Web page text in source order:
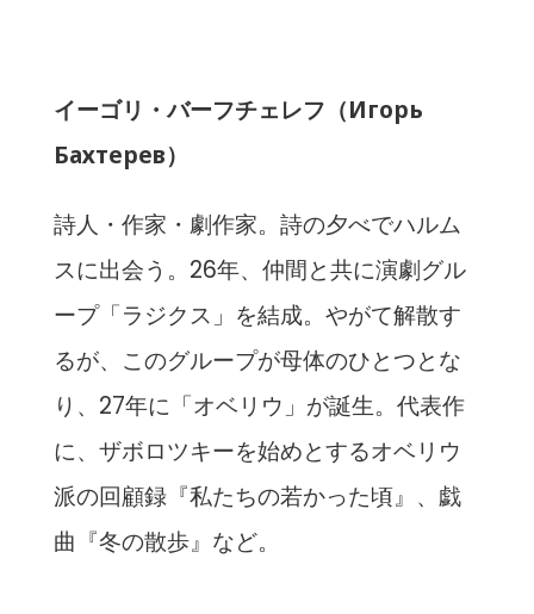
イーゴリ・バーフチェレフ（Игорь
Бахтерев）
詩人・作家・劇作家。詩の夕べでハルム
スに出会う。26年、仲間と共に演劇グル
ープ「ラジクス」を結成。やがて解散す
るが、このグループが母体のひとつとな
り、27年に「オベリウ」が誕生。代表作
に、ザボロツキーを始めとするオベリウ
派の回顧録『私たちの若かった頃』、戯
曲『冬の散歩』など。